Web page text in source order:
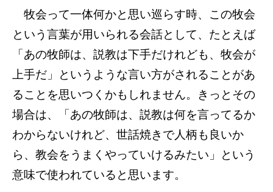
牧会って一体何かと思い巡らす時、この牧会
という言葉が用いられる会話として、たとえば
「あの牧師は、説教は下手だけれども、牧会が
上手だ」というような言い方がされることがあ
ることを思いつくかもしれません。きっとその
場合は、「あの牧師は、説教は何を言ってるか
わからないけれど、世話焼きで人柄も良いか
ら、教会をうまくやっていけるみたい」という
意味で使われていると思います。